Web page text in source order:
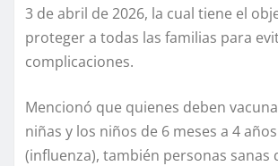
3 de abril de 2026, la cual tiene el
proteger a todas las familias para
complicaciones.
Mencionó que quienes deben
niñas y los niños de 6 meses a 4
(influenza), también personas sanas